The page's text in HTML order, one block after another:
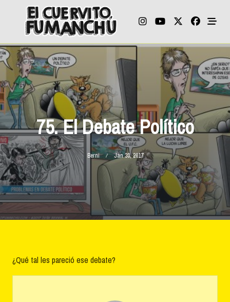
content
75. El Debate Político
Berni Jan 30, 2017
¿Qué tal les pareció ese debate?